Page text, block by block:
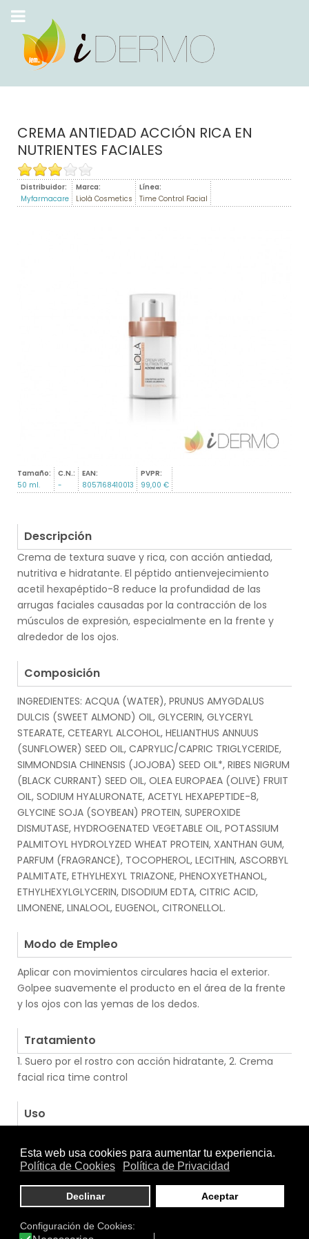
CREMA ANTIEDAD ACCIÓN RICA EN
NUTRIENTES FACIALES
Distribuidor:
Myfarmacare
Marca:
Liolà Cosmetics
Línea:
Time Control Facial
Tamaño:
50 ml.
C.N.:
-
EAN:
8057168410013
PVPR:
99,00 €
Descripción
Crema de textura suave y rica, con acción antiedad,
nutritiva e hidratante. El péptido antienvejecimiento
acetil hexapéptido-8 reduce la profundidad de las
arrugas faciales causadas por la contracción de los
músculos de expresión, especialmente en la frente y
alrededor de los ojos.
Composición
INGREDIENTES: ACQUA (WATER), PRUNUS AMYGDALUS
DULCIS (SWEET ALMOND) OIL, GLYCERIN, GLYCERYL
STEARATE, CETEARYL ALCOHOL, HELIANTHUS ANNUUS
(SUNFLOWER) SEED OIL, CAPRYLIC/CAPRIC TRIGLYCERIDE,
SIMMONDSIA CHINENSIS (JOJOBA) SEED OIL*, RIBES NIGRUM
(BLACK CURRANT) SEED OIL, OLEA EUROPAEA (OLIVE) FRUIT
OIL, SODIUM HYALURONATE, ACETYL HEXAPEPTIDE-8,
GLYCINE SOJA (SOYBEAN) PROTEIN, SUPEROXIDE
DISMUTASE, HYDROGENATED VEGETABLE OIL, POTASSIUM
PALMITOYL HYDROLYZED WHEAT PROTEIN, XANTHAN GUM,
PARFUM (FRAGRANCE), TOCOPHEROL, LECITHIN, ASCORBYL
PALMITATE, ETHYLHEXYL TRIAZONE, PHENOXYETHANOL,
ETHYLHEXYLGLYCERIN, DISODIUM EDTA, CITRIC ACID,
LIMONENE, LINALOOL, EUGENOL, CITRONELLOL.
Modo de Empleo
Aplicar con movimientos circulares hacia el exterior.
Golpee suavemente el producto en el área de la frente
y los ojos con las yemas de los dedos.
Tratamiento
1. Suero por el rostro con acción hidratante, 2. Crema
facial rica time control
Uso
Seca|Rostro
Función
Antiedad|Hidratante|Nutritiva